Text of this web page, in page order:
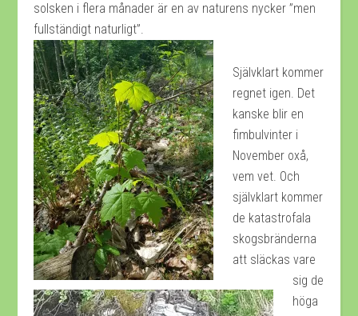
solsken i flera månader är en av naturens nycker ”men
fullständigt naturligt”.
Självklart kommer
regnet igen. Det
kanske blir en
fimbulvinter i
November oxå,
vem vet. Och
självklart kommer
de katastrofala
skogsbränderna
att släckas vare
sig de
höga